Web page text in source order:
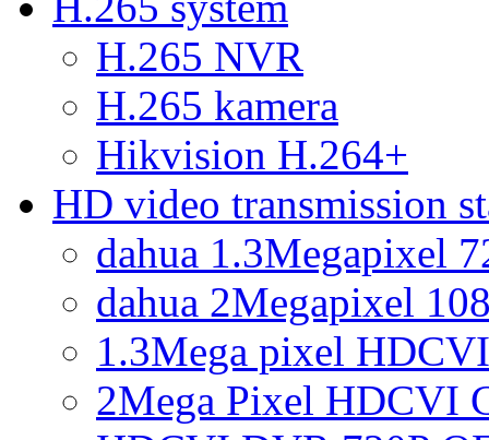
H.265 NVR
H.265 kamera
Hikvision H.264+
HD video transmission
dahua 1.3Megapixel
dahua 2Megapixel
1.3Mega pixel
2Mega Pixel HDCVI